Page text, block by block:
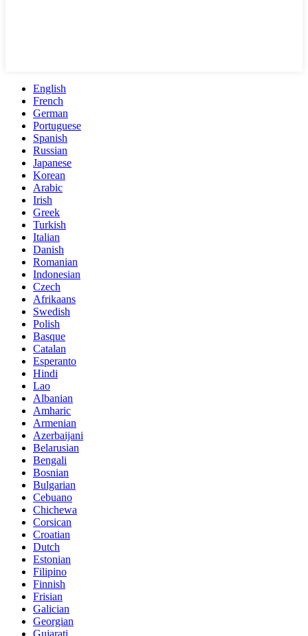
English
French
German
Portuguese
Spanish
Russian
Japanese
Korean
Arabic
Irish
Greek
Turkish
Italian
Danish
Romanian
Indonesian
Czech
Afrikaans
Swedish
Polish
Basque
Catalan
Esperanto
Hindi
Lao
Albanian
Amharic
Armenian
Azerbaijani
Belarusian
Bengali
Bosnian
Bulgarian
Cebuano
Chichewa
Corsican
Croatian
Dutch
Estonian
Filipino
Finnish
Frisian
Galician
Georgian